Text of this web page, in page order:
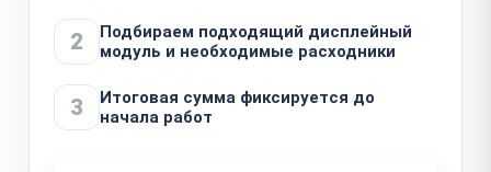
2
Подбираем подходящий дисплейный
модуль и необходимые расходники
3
Итоговая сумма фиксируется до
начала работ